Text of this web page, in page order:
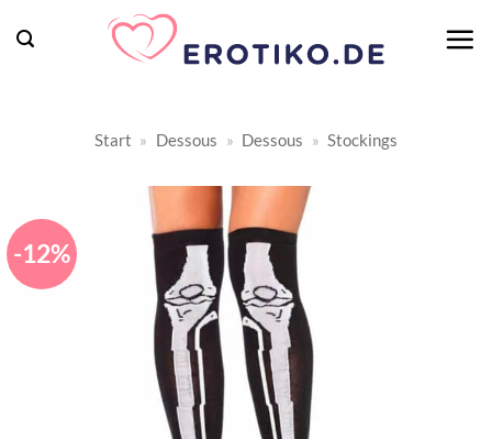
Inhalt
Start » Dessous » Dessous » Stockings
-12%